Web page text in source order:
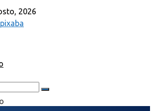
2026